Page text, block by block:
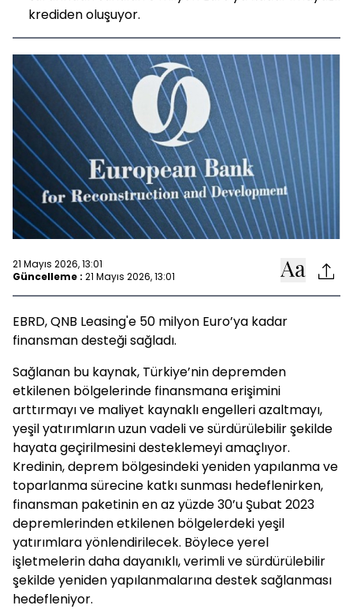
krediden oluşuyor.
21 Mayıs 2026, 13:01
Güncelleme : 21 Mayıs 2026, 13:01
EBRD, QNB Leasing'e 50 milyon Euro’ya kadar
finansman desteği sağladı.
Sağlanan bu kaynak, Türkiye’nin depremden
etkilenen bölgelerinde finansmana erişimini
arttırmayı ve maliyet kaynaklı engelleri azaltmayı,
yeşil yatırımların uzun vadeli ve sürdürülebilir şekilde
hayata geçirilmesini desteklemeyi amaçlıyor.
Kredinin, deprem bölgesindeki yeniden yapılanma ve
toparlanma sürecine katkı sunması hedeflenirken,
finansman paketinin en az yüzde 30’u Şubat 2023
depremlerinden etkilenen bölgelerdeki yeşil
yatırımlara yönlendirilecek. Böylece yerel
işletmelerin daha dayanıklı, verimli ve sürdürülebilir
şekilde yeniden yapılanmalarına destek sağlanması
hedefleniyor.